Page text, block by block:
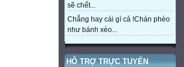
sẽ chết...
Chẳng hay cái gì cả !Chán phèo
như bánh xèo...
HỖ TRỢ TRỰC TUYẾN